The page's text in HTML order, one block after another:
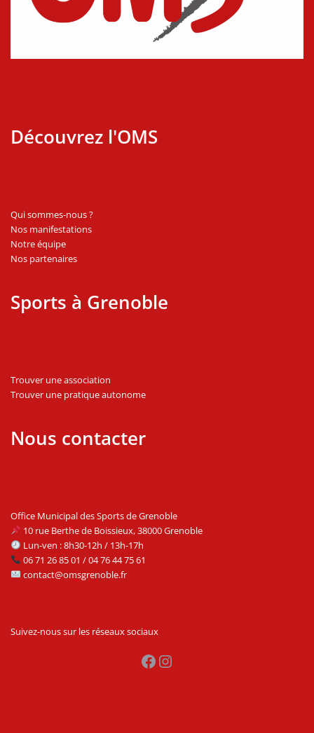
Découvrez l'OMS
Qui sommes-nous ?
Nos manifestations
Notre équipe
Nos partenaires
Sports à Grenoble
Trouver une association
Trouver une pratique autonome
Nous contacter
Office Municipal des Sports de Grenoble
10 rue Berthe de Boissieux, 38000 Grenoble
Lun-ven : 8h30-12h / 13h-17h
06 71 26 85 01 / 04 76 44 75 61
contact@omsgrenoble.fr
Suivez-nous sur les réseaux sociaux